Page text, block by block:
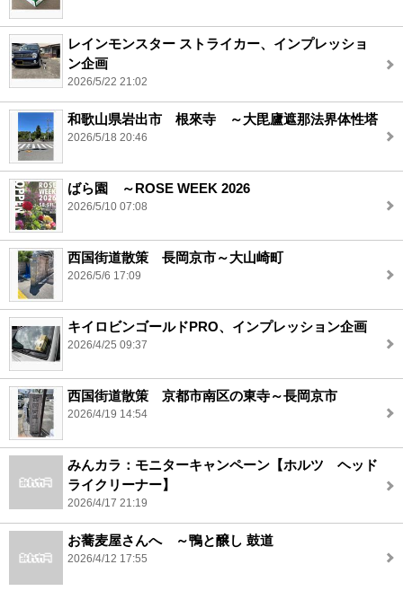
レインモンスター ストライカー、インプレッショ
ン企画
2026/5/22 21:02
和歌山県岩出市 根來寺 ～大毘廬遮那法界体性塔
2026/5/18 20:46
ばら園 ～ROSE WEEK 2026
2026/5/10 07:08
西国街道散策 長岡京市～大山崎町
2026/5/6 17:09
キイロビンゴールドPRO、インプレッション企画
2026/4/25 09:37
西国街道散策 京都市南区の東寺～長岡京市
2026/4/19 14:54
みんカラ：モニターキャンペーン【ホルツ ヘッド
ライクリーナー】
2026/4/17 21:19
お蕎麦屋さんへ ～鴨と醸し 鼓道
2026/4/12 17:55